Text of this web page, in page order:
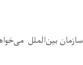
بین‌الملل